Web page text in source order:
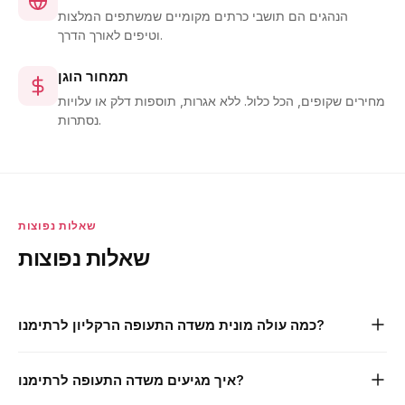
הנהגים הם תושבי כרתים מקומיים שמשתפים המלצות
וטיפים לאורך הדרך.
תמחור הוגן
מחירים שקופים, הכל כלול. ללא אגרות, תוספות דלק או עלויות
נסתרות.
שאלות נפוצות
שאלות נפוצות
כמה עולה מונית משדה התעופה הרקליון לרתימנו?
מ-€109 לרכב רגיל (עד 4 נוסעים). המחיר הוא לרכב, לא לאדם, וכולל
איך מגיעים משדה התעופה לרתימנו?